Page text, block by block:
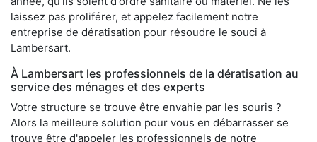
laissez pas proliférer, et appelez facilement notre
entreprise de dératisation pour résoudre le souci à
Lambersart.
À Lambersart les professionnels de la dératisation au
service des ménages et des experts
Votre structure se trouve être envahie par les souris ?
Alors la meilleure solution pour vous en débarrasser se
trouve être d'appeler les professionnels de notre